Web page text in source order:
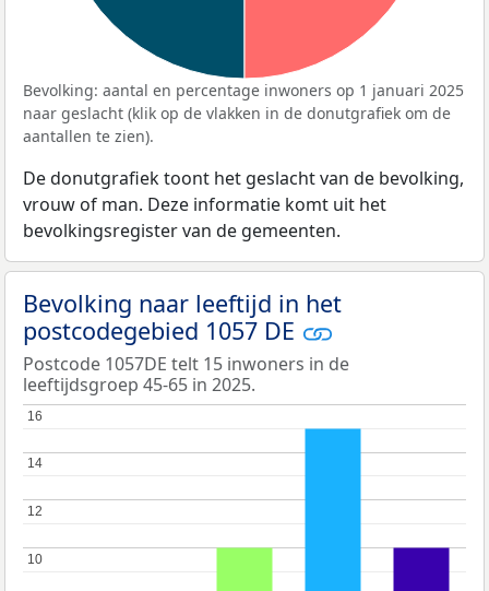
Bevolking: aantal en percentage inwoners op 1 januari 2025
naar geslacht (klik op de vlakken in de donutgrafiek om de
aantallen te zien).
De donutgrafiek toont het geslacht van de bevolking,
vrouw of man. Deze informatie komt uit het
bevolkingsregister van de gemeenten.
Bevolking naar leeftijd in het
postcodegebied 1057 DE
Postcode 1057DE telt 15 inwoners in de
leeftijdsgroep 45-65 in 2025.
10
10
12
12
14
14
16
16